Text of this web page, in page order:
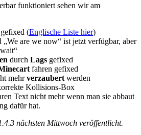
funktioniert sehen wir am
gefixed (Englische Liste hier)
„We are we now“ ist jetzt verfügbar, aber
durch Lags gefixed
fahren gefixed
mehrverzaubert werden
Kollisions-Box
Text nicht mehr wenn man sie abbaut
dafür hat.
nächsten Mittwoch veröffentlicht.